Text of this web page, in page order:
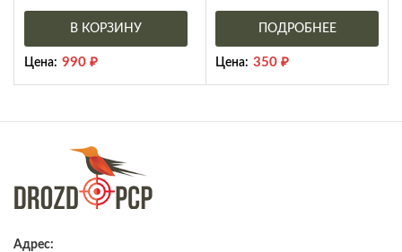
В КОРЗИНУ
Цена: 990 ₽
ПОДРОБНЕЕ
Цена: 350 ₽
Адрес: